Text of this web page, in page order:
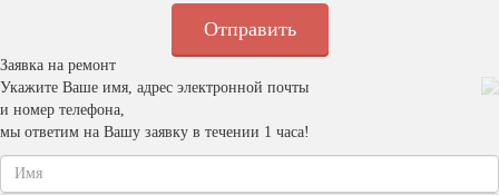
Заявка на ремонт
Укажите Ваше имя, адрес электронной почты
и номер телефона,
мы ответим на Вашу заявку в течении 1 часа!